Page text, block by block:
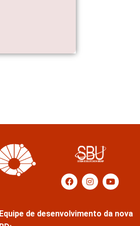
Equipe de desenvolvimento da nova